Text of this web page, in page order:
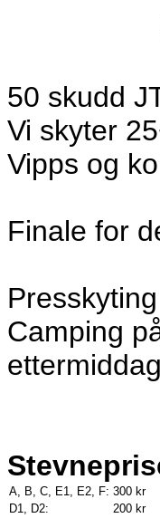
50 skudd
Vi skyter
Vipps og
Finale for
Camping
A, B, C, E1, E2, F: 300 kr
D1, D2:
200 kr